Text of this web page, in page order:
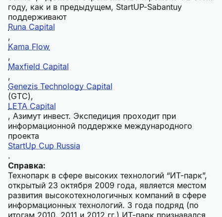
году, как и в предыдущем, StartUP-Sabantuy
поддерживают
Runa Capital
,
Kama Flow
,
Maxfield Capital
,
Genezis Technology Capital
(GTC),
LETA Capital
, Азимут инвест. Экспедиция проходит при
информационной поддержке международного
проекта
StartUp Cup Russia
.
Справка:
Технопарк в сфере высоких технологий “ИТ-парк”,
открытый 23 октября 2009 года, является местом
развития высокотехнологичных компаний в сфере
информационных технологий. 3 года подряд (по